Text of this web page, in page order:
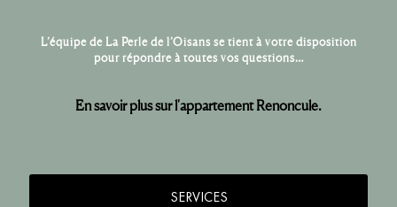
L’équipe de La Perle de l’Oisans se tient à votre disposition
pour répondre à toutes vos questions…
En savoir plus sur l'appartement Renoncule.
SERVICES